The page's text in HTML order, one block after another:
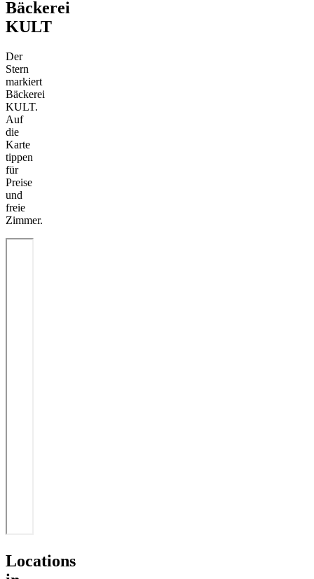
Bäckerei
KULT
Der
Stern
markiert
Bäckerei
KULT.
Auf
die
Karte
tippen
für
Preise
und
freie
Zimmer.
Locations